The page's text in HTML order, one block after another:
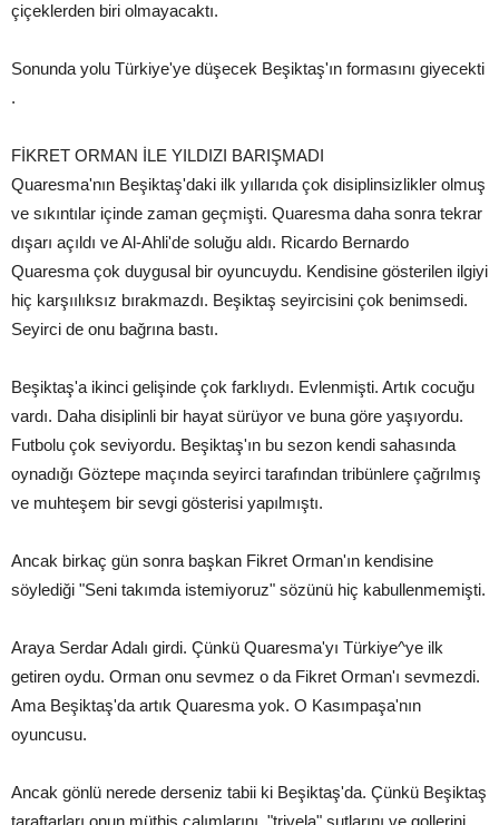
çiçeklerden biri olmayacaktı.
Sonunda yolu Türkiye'ye düşecek Beşiktaş'ın formasını giyecekti
.
FİKRET ORMAN İLE YILDIZI BARIŞMADI
Quaresma'nın Beşiktaş'daki ilk yıllarıda çok disiplinsizlikler olmuş
ve sıkıntılar içinde zaman geçmişti. Quaresma daha sonra tekrar
dışarı açıldı ve Al-Ahli'de soluğu aldı. Ricardo Bernardo
Quaresma çok duygusal bir oyuncuydu. Kendisine gösterilen ilgiyi
hiç karşıılıksız bırakmazdı. Beşiktaş seyircisini çok benimsedi.
Seyirci de onu bağrına bastı.
Beşiktaş'a ikinci gelişinde çok farklıydı. Evlenmişti. Artık cocuğu
vardı. Daha disiplinli bir hayat sürüyor ve buna göre yaşıyordu.
Futbolu çok seviyordu. Beşiktaş'ın bu sezon kendi sahasında
oynadığı Göztepe maçında seyirci tarafından tribünlere çağrılmış
ve muhteşem bir sevgi gösterisi yapılmıştı.
Ancak birkaç gün sonra başkan Fikret Orman'ın kendisine
söylediği "Seni takımda istemiyoruz" sözünü hiç kabullenmemişti.
Araya Serdar Adalı girdi. Çünkü Quaresma'yı Türkiye^ye ilk
getiren oydu. Orman onu sevmez o da Fikret Orman'ı sevmezdi.
Ama Beşiktaş'da artık Quaresma yok. O Kasımpaşa'nın
oyuncusu.
Ancak gönlü nerede derseniz tabii ki Beşiktaş'da. Çünkü Beşiktaş